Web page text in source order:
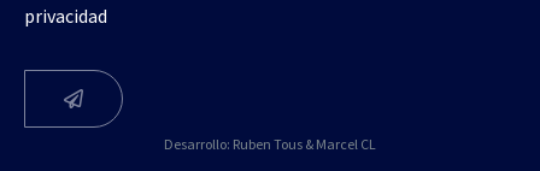
privacidad
Desarrollo: Ruben Tous & Marcel CL